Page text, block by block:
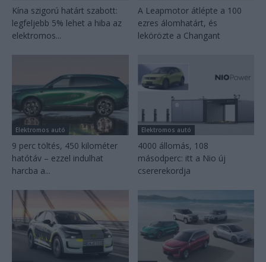
Kína szigorú határt szabott:
legfeljebb 5% lehet a hiba az
elektromos...
A Leapmotor átlépte a 100
ezres álomhatárt, és
lekörözte a Changant
Elektromos autó
9 perc töltés, 450 kilométer
hatótáv – ezzel indulhat
harcba a...
Elektromos autó
4000 állomás, 108
másodperc: itt a Nio új
csererekordja